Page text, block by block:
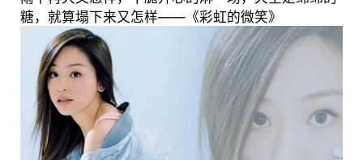
糖，就算塌下来又怎样——《彩虹的微笑》